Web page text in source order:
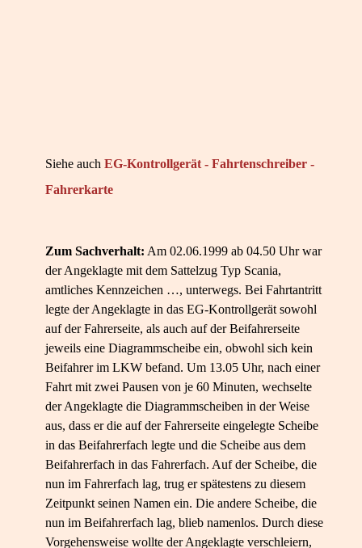
Siehe auch EG-Kontrollgerät - Fahrtenschreiber -
Fahrerkarte
Zum Sachverhalt: Am 02.06.1999 ab 04.50 Uhr war
der Angeklagte mit dem Sattelzug Typ Scania,
amtliches Kennzeichen …, unterwegs. Bei Fahrtantritt
legte der Angeklagte in das EG-Kontrollgerät sowohl
auf der Fahrerseite, als auch auf der Beifahrerseite
jeweils eine Diagrammscheibe ein, obwohl sich kein
Beifahrer im LKW befand. Um 13.05 Uhr, nach einer
Fahrt mit zwei Pausen von je 60 Minuten, wechselte
der Angeklagte die Diagrammscheiben in der Weise
aus, dass er die auf der Fahrerseite eingelegte Scheibe
in das Beifahrerfach legte und die Scheibe aus dem
Beifahrerfach in das Fahrerfach. Auf der Scheibe, die
nun im Fahrerfach lag, trug er spätestens zu diesem
Zeitpunkt seinen Namen ein. Die andere Scheibe, die
nun im Beifahrerfach lag, blieb namenlos. Durch diese
Vorgehensweise wollte der Angeklagte verschleiern,